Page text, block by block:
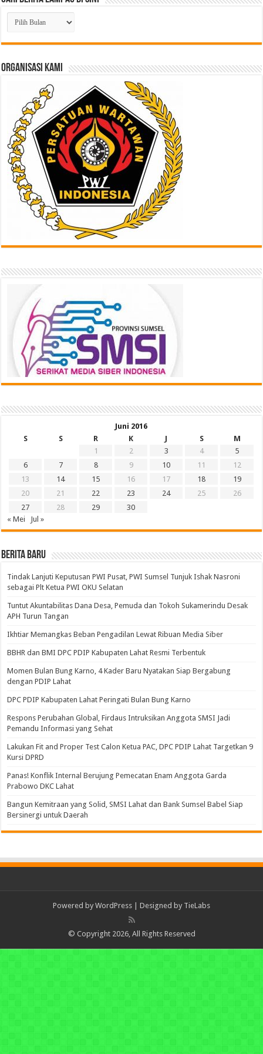
Cari
Berita
Lampau
di
ORGANISASI KAMI
Juni 2016
S
S R K J S
M
1
2 3 4
5
6
7 8 9 10 11
12
13
14 15 16 17 18
19
20
21 22 23 24 25
26
27
28 29
30
« Mei
Jul »
BERITA BARU
Tindak Lanjuti Keputusan PWI Pusat, PWI Sumsel Tunjuk Ishak Nasroni
sebagai Plt Ketua PWI OKU Selatan
Tuntut Akuntabilitas Dana Desa, Pemuda dan Tokoh Sukamerindu Desak
APH Turun Tangan
Ikhtiar Memangkas Beban Pengadilan Lewat Ribuan Media Siber
BBHR dan BMI DPC PDIP Kabupaten Lahat Resmi Terbentuk
Momen Bulan Bung Karno, 4 Kader Baru Nyatakan Siap Bergabung
dengan PDIP Lahat
DPC PDIP Kabupaten Lahat Peringati Bulan Bung Karno
Respons Perubahan Global, Firdaus Intruksikan Anggota SMSI Jadi
Pemandu Informasi yang Sehat
Lakukan Fit and Proper Test Calon Ketua PAC, DPC PDIP Lahat Targetkan 9
Kursi DPRD
Panas! Konflik Internal Berujung Pemecatan Enam Anggota Garda
Prabowo DKC Lahat
Bangun Kemitraan yang Solid, SMSI Lahat dan Bank Sumsel Babel Siap
Bersinergi untuk Daerah
Powered by WordPress | Designed by TieLabs
© Copyright 2026, All Rights Reserved